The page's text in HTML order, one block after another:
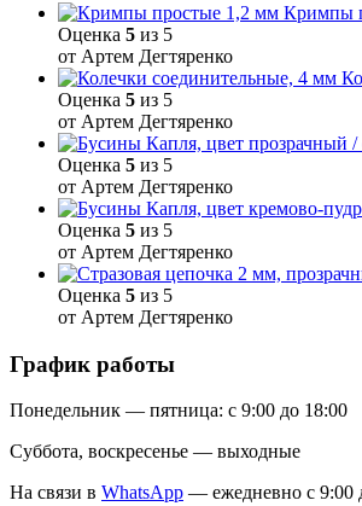
Кримпы
Оценка 5 из 5
от Артем Дегтяренко
Оценка 5 из 5
от Артем Дегтяренко
Оценка 5 из 5
от Артем Дегтяренко
Оценка 5 из 5
от Артем Дегтяренко
Оценка 5 из 5
от Артем Дегтяренко
График работы
Понедельник — пятница: с 9:00 до 18:00
Суббота, воскресенье — выходные
На связи в WhatsApp — ежедневно с 9:00